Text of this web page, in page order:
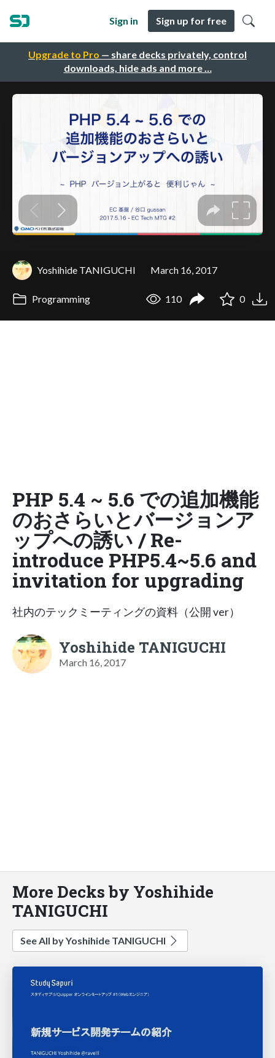
Upgrade to Pro — share decks privately, control
downloads, hide ads and more …
Sign in Sign up for free
Yoshihide TANIGUCHI March 16, 2017
Programming 110 0
PHP 5.4 ~ 5.6 での追加機能
のおさらいとバージョンア
ップへの誘い / Re-
introduce PHP5.4~5.6 and
invitation for upgrading
社内のテックミーティングの資料（公開 ver）
Yoshihide TANIGUCHI
March 16, 2017
More Decks by Yoshihide
TANIGUCHI
See All by Yoshihide TANIGUCHI